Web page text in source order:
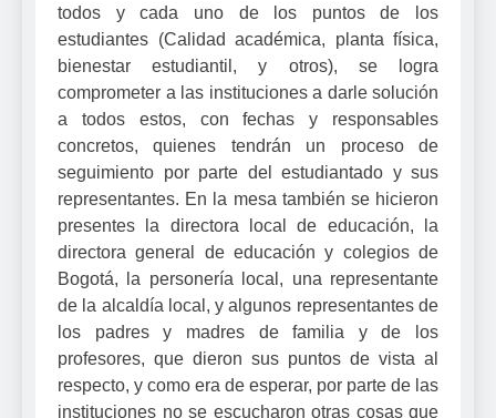
todos y cada uno de los puntos de los
estudiantes (Calidad académica, planta física,
bienestar estudiantil, y otros), se logra
comprometer a las instituciones a darle solución
a todos estos, con fechas y responsables
concretos, quienes tendrán un proceso de
seguimiento por parte del estudiantado y sus
representantes. En la mesa también se hicieron
presentes la directora local de educación, la
directora general de educación y colegios de
Bogotá, la personería local, una representante
de la alcaldía local, y algunos representantes de
los padres y madres de familia y de los
profesores, que dieron sus puntos de vista al
respecto, y como era de esperar, por parte de las
instituciones no se escucharon otras cosas que